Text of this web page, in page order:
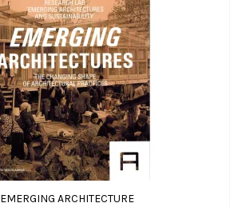
EMERGING ARCHITECTURE